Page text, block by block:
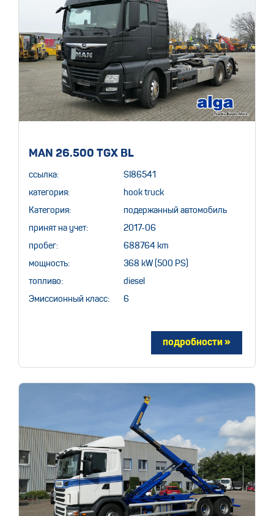
MAN 26.500 TGX BL
ссылка: SI86541
категория: hook truck
Категория: подержанный автомобиль
принят на учет: 2017-06
пробег: 688764 km
мощность: 368 kW (500 PS)
топливо: diesel
Эмиссионный класс: 6